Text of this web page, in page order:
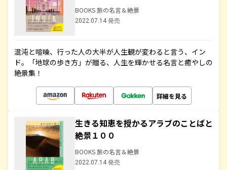
BOOKS 旅の名言＆絶景
2022.07.14 発売
混沌と喧噪、行った人の大半が人生観が変わると言う、イン
ド。「地球の歩き方」が贈る、人生を輝かせる名言と癒やしの
絶景集！
詳細を見る
生きる知恵を授かるアラブのことばと
絶景１００
BOOKS 旅の名言＆絶景
2022.07.14 発売